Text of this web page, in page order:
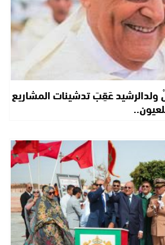
ولدالرشيد عَقِبَ تدشينات المشاريع